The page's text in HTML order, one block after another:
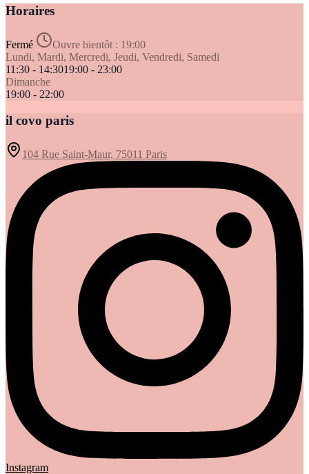
Horaires
Fermé Ouvre bientôt : 19:00
Lundi, Mardi, Mercredi, Jeudi, Vendredi, Samedi
11:30 - 14:3019:00 - 23:00
Dimanche
19:00 - 22:00
il covo paris
104 Rue Saint-Maur, 75011 Paris
Instagram